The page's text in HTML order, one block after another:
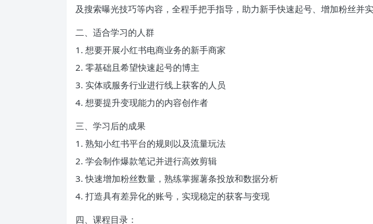
及搜索曝光技巧等内容，全程手把手指导，助力新手快速起号、增加粉丝并实
二、适合学习的人群
1. 想要开展小红书电商业务的新手商家
2. 零基础且希望快速起号的博主
3. 实体或服务行业进行线上获客的人员
4. 想要提升变现能力的内容创作者
三、学习后的成果
1. 熟知小红书平台的规则以及流量玩法
2. 学会制作爆款笔记并进行高效剪辑
3. 快速增加粉丝数量，熟练掌握薯条投放和数据分析
4. 打造具有差异化的账号，实现稳定的获客与变现
四、课程目录：